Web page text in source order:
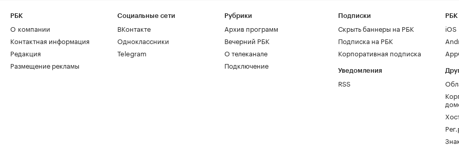
РБК
О компании
Контактная информация
Редакция
Размещение рекламы
Социальные сети
ВКонтакте
Одноклассники
Telegram
Рубрики
Архив программ
Вечерний РБК
О телеканале
Подключение
Подписки
Скрыть баннеры на РБК
Подписка на РБК
Корпоративная подписка
Уведомления
RSS
РБК
iOS